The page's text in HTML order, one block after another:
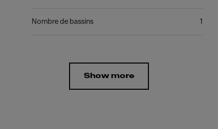
Nombre de bassins 1
Show more